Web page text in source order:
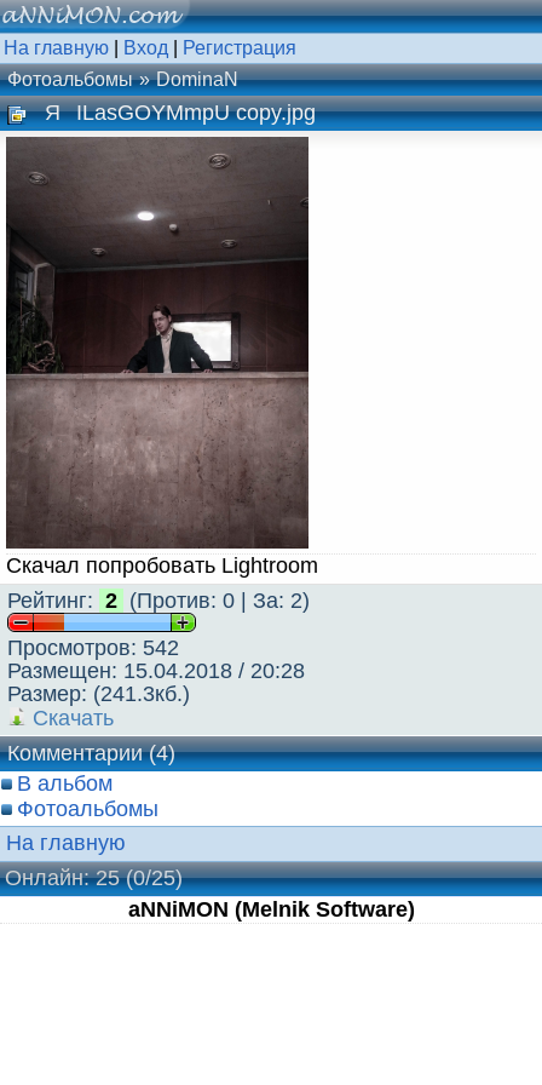
На главную Вход
Регистрация
Фотоальбомы
DominaN
Я ILasGOYMmpU copy.jpg
Скачал попробовать Lightroom
Рейтинг: 2 (Против: 0 | За: 2)
Просмотров: 542
Размещен: 15.04.2018 / 20:28
Размер: (241.3кб.)
Скачать
Комментарии (4)
В альбом
Фотоальбомы
На главную
Онлайн: 25(0/25)
aNNiMON (Melnik Software)